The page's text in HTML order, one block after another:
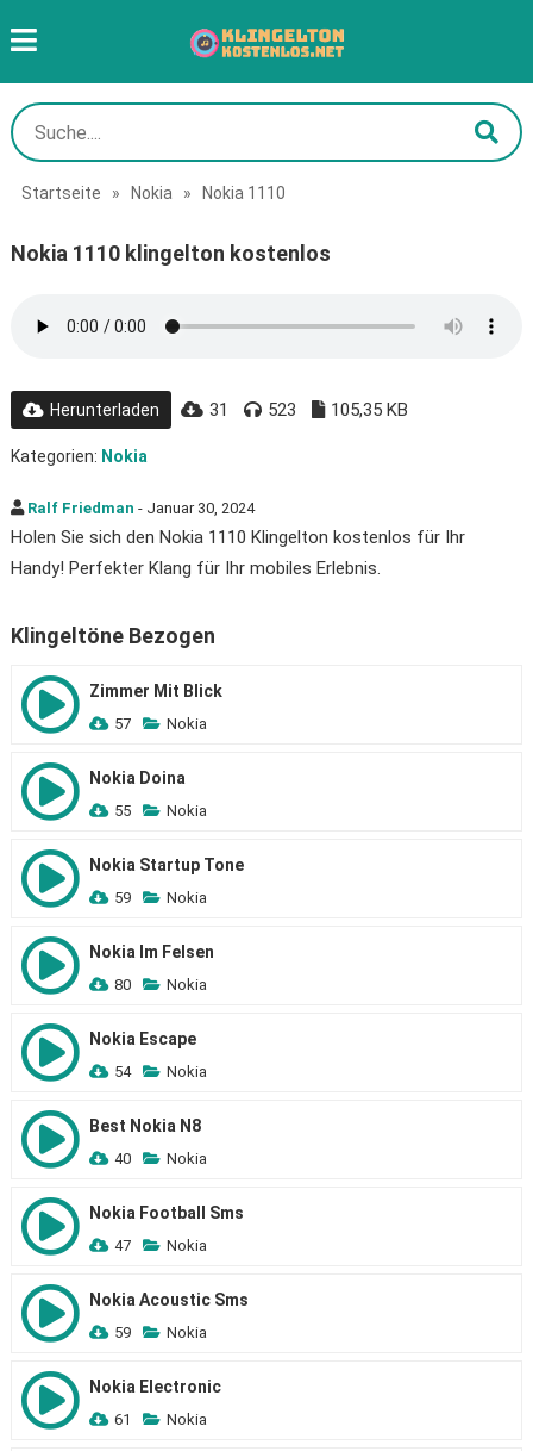
Startseite » Nokia » Nokia 1110
Nokia 1110 klingelton kostenlos
Herunterladen 31 523 105,35 KB
Kategorien: Nokia
Ralf Friedman - Januar 30, 2024
Holen Sie sich den Nokia 1110 Klingelton kostenlos für Ihr
Handy! Perfekter Klang für Ihr mobiles Erlebnis.
Klingeltöne Bezogen
Zimmer Mit Blick
57 Nokia
Nokia Doina
55 Nokia
Nokia Startup Tone
59 Nokia
Nokia Im Felsen
80 Nokia
Nokia Escape
54 Nokia
Best Nokia N8
40 Nokia
Nokia Football Sms
47 Nokia
Nokia Acoustic Sms
59 Nokia
Nokia Electronic
61 Nokia